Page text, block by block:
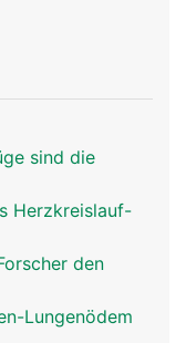
sind die
Herzkreislauf-
den
Lungenödem